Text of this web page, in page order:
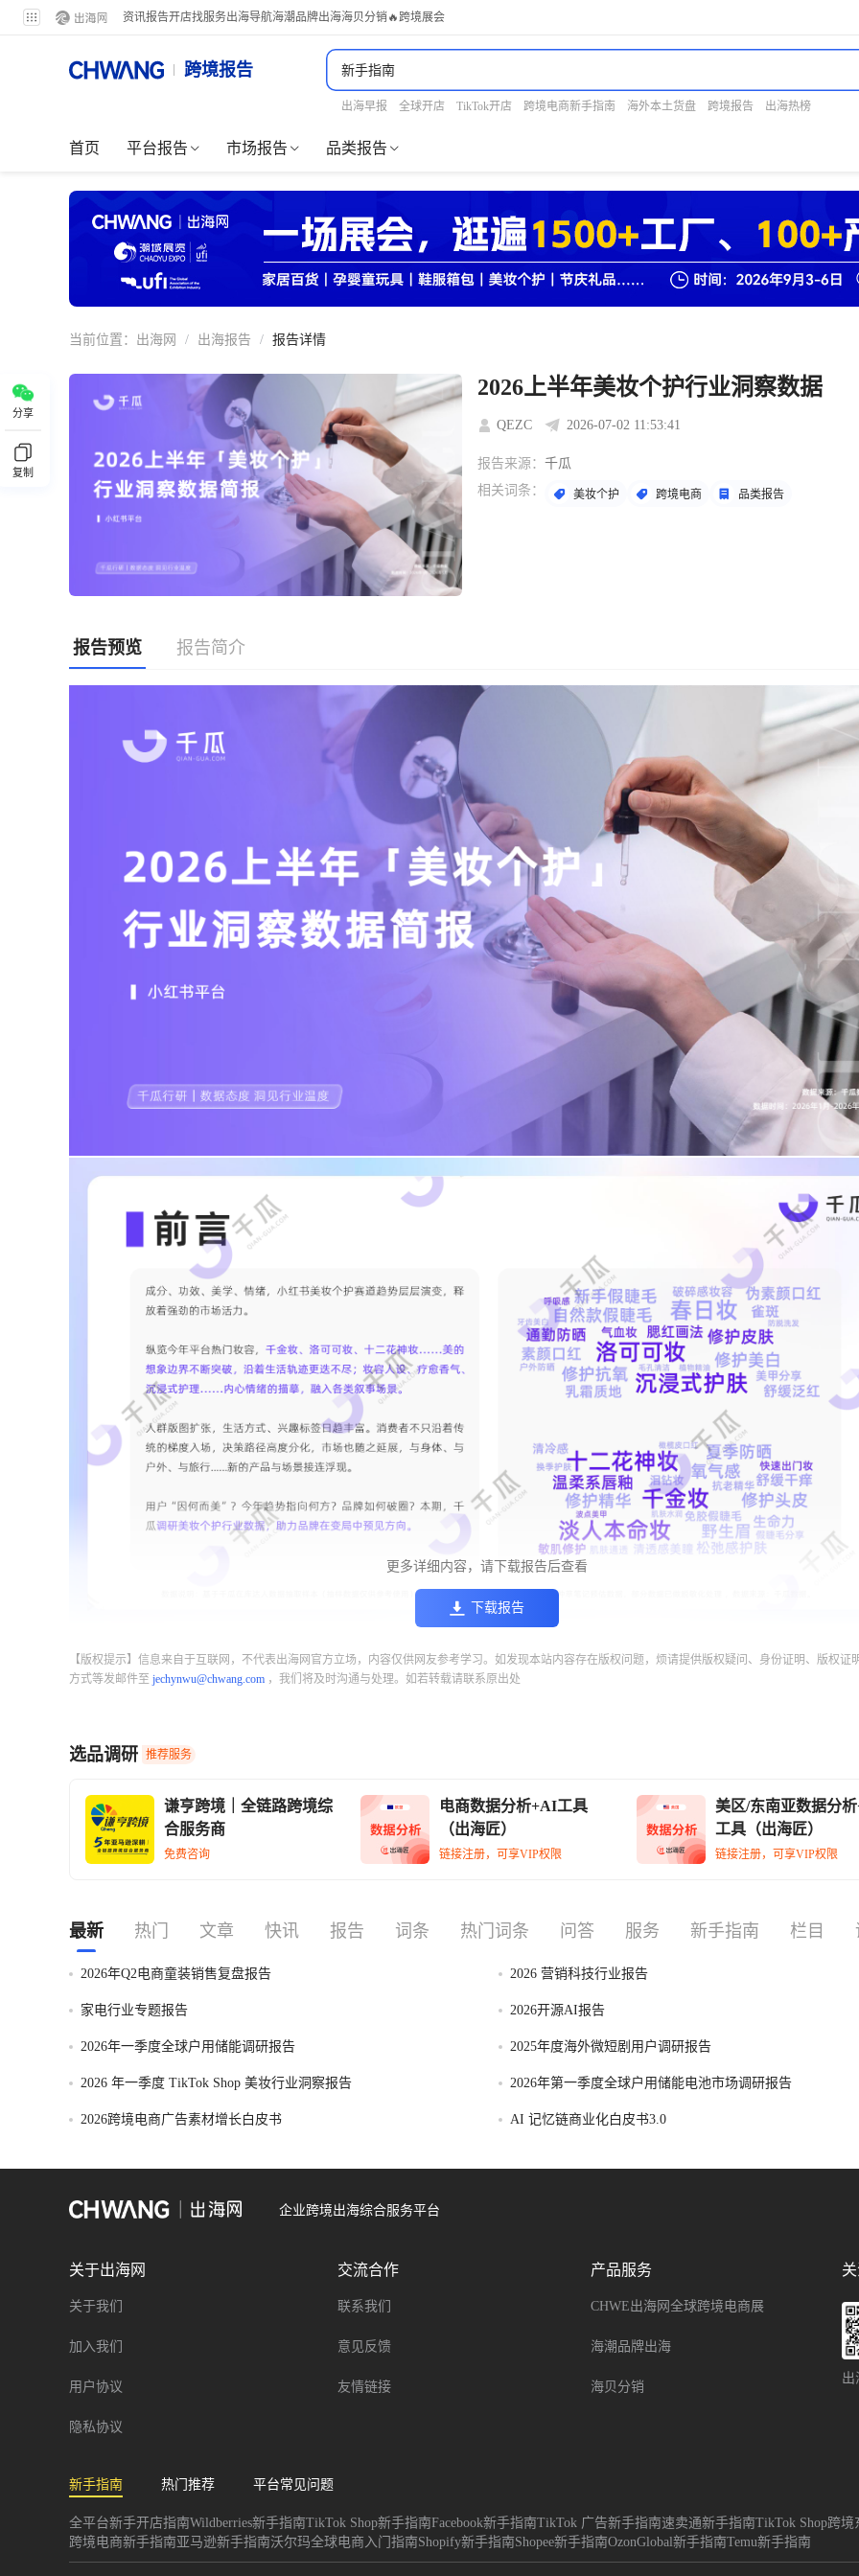
资讯报告开店找服务出海导航海潮品牌出海海贝分销 🔥跨境展会
跨境报告
出海早报 全球开店 TikTok开店 跨境电商新手指南 海外本土货盘 跨境报告 出海热榜
首页 平台报告 市场报告 品类报告
当前位置： 出海网 / 出海报告 / 报告详情
分享
复制
2026上半年美妆个护行业洞察数据
QEZC 2026-07-02 11:53:41
报告来源： 千瓜
相关词条：
美妆个护 跨境电商 品类报告
报告预览 报告简介
更多详细内容，请下载报告后查看
下载报告
【版权提示】信息来自于互联网，不代表出海网官方立场，内容仅供网友参考学习。如发现本站内容存在版权问题，烦请提供版权疑问、身份证明、版权证
方式等发邮件至 jechynwu@chwang.com ，我们将及时沟通与处理。如若转载请联系原出处
选品调研 推荐服务
谦亨跨境｜全链路跨境综
合服务商
免费咨询
电商数据分析+AI工具
（出海匠）
链接注册，可享VIP权限
美区/东南亚数据分
工具（出海匠）
链接注册，可享VIP权限
最新 热门 文章 快讯 报告 词条 热门词条 问答 服务 新手指南 栏目
2026年Q2电商童装销售复盘报告 2026 营销科技行业报告
家电行业专题报告 2026开源AI报告
2026年一季度全球户用储能调研报告 2025年度海外微短剧用户调研报告
2026 年一季度 TikTok Shop 美妆行业洞察报告 2026年第一季度全球户用储能电池市场调研报告
2026跨境电商广告素材增长白皮书 AI 记忆链商业化白皮书3.0
企业跨境出海综合服务平台
关于出海网
关于我们
加入我们
用户协议
隐私协议
交流合作
联系我们
意见反馈
友情链接
产品服务
CHWE出海网全球跨境电商展
海潮品牌出海
海贝分销
出
新手指南 热门推荐 平台常见问题
全平台新手开店指南Wildberries新手指南TikTok Shop新手指南Facebook新手指南TikTok 广告新手指南速卖通新手指南TikTok Shop跨
跨境电商新手指南亚马逊新手指南沃尔玛全球电商入门指南Shopify新手指南Shopee新手指南OzonGlobal新手指南Temu新手指南